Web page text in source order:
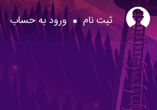
ثبت نام ورود به حساب